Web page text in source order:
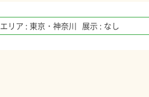
エリア : 東京・神奈川 展示 : なし